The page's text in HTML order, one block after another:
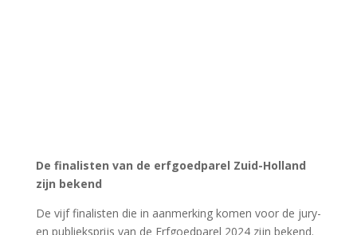
blijven.
Stichting De Schiedamse Molens
staat